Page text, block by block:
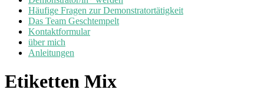
Häufige Fragen zur Demonstratortätigkeit
Das Team Geschtempelt
Kontaktformular
über mich
Anleitungen
Etiketten Mix